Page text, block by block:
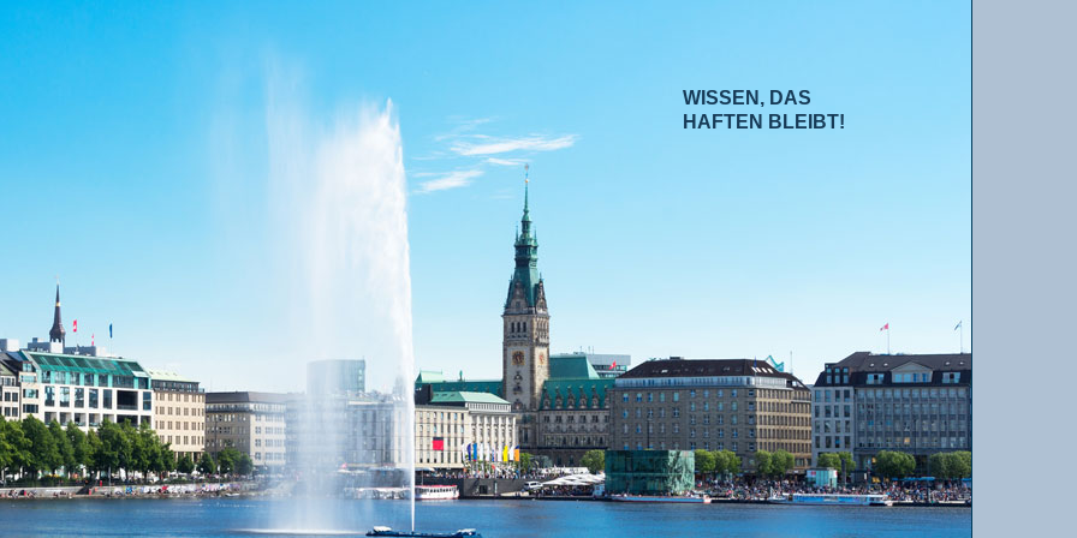
WISSEN, DAS
HAFTEN BLEIBT!